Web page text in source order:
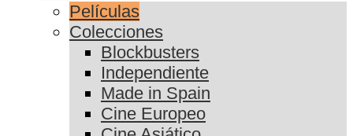
Películas
Colecciones
Blockbusters
Independiente
Made in Spain
Cine Europeo